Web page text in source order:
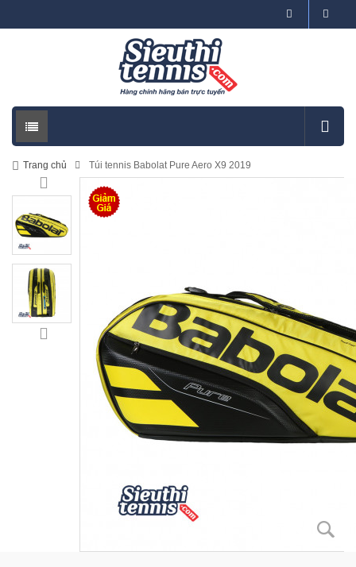
Trang chủ Túi tennis Babolat Pure Aero X9 2019